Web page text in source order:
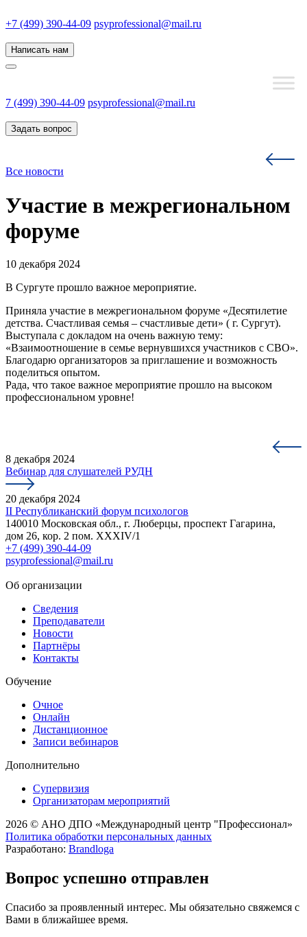
+7 (499) 390-44-09 psyprofessional@mail.ru
Написать нам
7 (499) 390-44-09 psyprofessional@mail.ru
Задать вопрос
Все новости
Участие в межрегиональном
форуме
10 декабря 2024
В Сургуте прошло важное мероприятие.
Приняла участие в межрегиональном форуме «Десятилетие
детства. Счастливая семья – счастливые дети» ( г. Сургут).
Выступала с докладом на очень важную тему:
«Взаимоотношение в семье вернувшихся участников с СВО».
Благодарю организаторов за приглашение и возможность
поделиться опытом.
Рада, что такое важное мероприятие прошло на высоком
профессиональном уровне!
8 декабря 2024
Вебинар для слушателей РУДН
20 декабря 2024
II Республиканский форум психологов
140010 Московская обл., г. Люберцы, проспект Гагарина,
дом 26, кор. 2 пом. XXXIV/1
+7 (499) 390-44-09
psyprofessional@mail.ru
Об организации
Сведения
Преподаватели
Новости
Партнёры
Контакты
Обучение
Очное
Онлайн
Дистанционное
Записи вебинаров
Дополнительно
Супервизия
Организаторам мероприятий
2026 © АНО ДПО «Международный центр "Профессионал»
Политика обработки персональных данных
Разработано: Brandloga
Вопрос успешно отправлен
Cпасибо за проявленный интерес. Мы обязательно свяжемся с
Вами в ближайшее время.